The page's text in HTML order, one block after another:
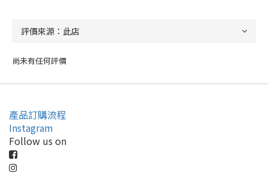
尚未有任何評價
產品訂購流程
Instagram
Follow us on